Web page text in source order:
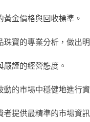
金價格與回收標準。
寶的專業分析，做出
謹的經營態度。
的市場中穩健地進行資
提供最精準的市場資訊